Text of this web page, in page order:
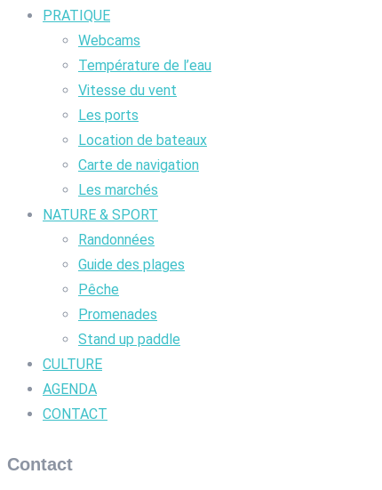
PRATIQUE
Webcams
Température de l’eau
Vitesse du vent
Les ports
Location de bateaux
Carte de navigation
Les marchés
NATURE & SPORT
Randonnées
Guide des plages
Pêche
Promenades
Stand up paddle
CULTURE
AGENDA
CONTACT
Contact